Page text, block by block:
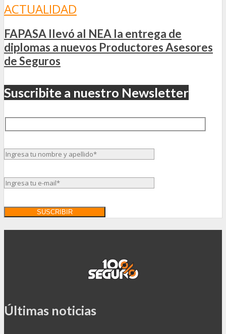
ACTUALIDAD
FAPASA llevó al NEA la entrega de
diplomas a nuevos Productores Asesores
de Seguros
Suscribite a nuestro Newsletter
Últimas noticias